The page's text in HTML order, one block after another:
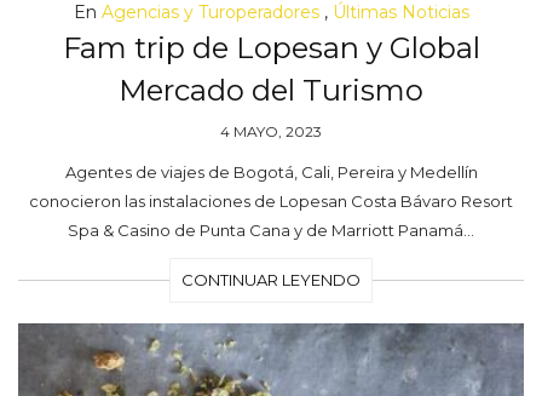
En Agencias y Turoperadores, Últimas Noticias
Fam trip de Lopesan y Global
Mercado del Turismo
4 MAYO, 2023
Agentes de viajes de Bogotá, Cali, Pereira y Medellín
conocieron las instalaciones de Lopesan Costa Bávaro Resort
Spa & Casino de Punta Cana y de Marriott Panamá…
CONTINUAR LEYENDO